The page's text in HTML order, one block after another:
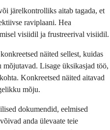
järelkontrolliks aitab tagada, et
raviplaani. Hea
visiidil ja frustreerival visiidil.
näited sellest, kuidas
Lisage üksikasjad töö,
Konkreetsed näited aitavad
mõju.
dokumendid, eelmised
anda ülevaate teie